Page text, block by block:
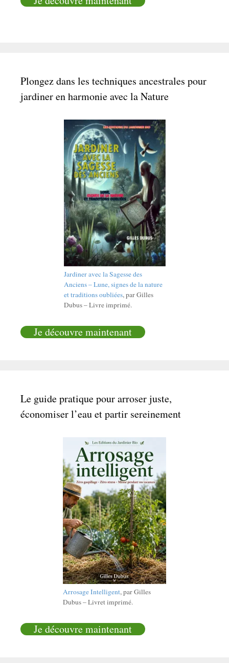
Plongez dans les techniques ancestrales pour
jardiner en harmonie avec la Nature
Jardiner avec la Sagesse des
Anciens – Lune, signes de la nature
et traditions oubliées, par Gilles
Dubus – Livre imprimé.
Je découvre maintenant
Le guide pratique pour arroser juste,
économiser l’eau et partir sereinement
Arrosage Intelligent, par Gilles
Dubus – Livret imprimé.
Je découvre maintenant